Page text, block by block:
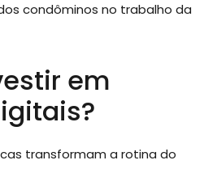
condôminos no trabalho da
em
transformam a rotina do